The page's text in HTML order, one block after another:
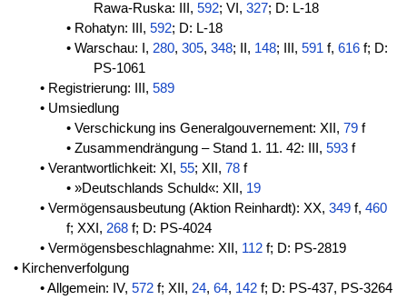
Rawa-Ruska: III, 592; VI, 327; D: L-18
• Rohatyn: III,592; D: L-18
• Warschau: I,280,305,348; II, 148; III,591 f, 616 f; D:
PS-1061
• Registrierung: III, 589
• Umsiedlung
• Verschickung ins Generalgouvernement: XII, 79 f
• Zusammendrängung – Stand 1. 11. 42: III, 593 f
• Verantwortlichkeit: XI, 55; XII, 78f
• »Deutschlands Schuld«: XII, 19
• Vermögensausbeutung (Aktion Reinhardt): XX, 349f, 460
f; XXI,268 f; D: PS-4024
• Vermögensbeschlagnahme: XII, 112f; D: PS-2819
• Kirchenverfolgung
• Allgemein: IV, 572f; XII, 24, 64, 142f; D: PS-437, PS-3264